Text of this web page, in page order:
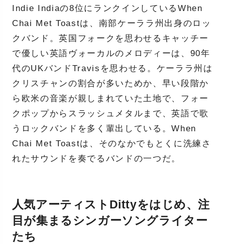
Indie Indiaの8位にランクインしているWhen
Chai Met Toastは、南部ケーララ州出身のロッ
クバンド。英国フォークを思わせるキャッチー
で優しい英語ヴォーカルのメロディーは、90年
代のUKバンドTravisを思わせる。ケーララ州は
クリスチャンの割合が多いためか、早い段階か
ら欧米の音楽が親しまれていた土地で、フォー
クポップからスラッシュメタルまで、英語で歌
うロックバンドを多く輩出している。When
Chai Met Toastは、そのなかでもとくに洗練さ
れたサウンドを奏でるバンドの一つだ。
人気アーティストDittyをはじめ、注
目が集まるシンガーソングライター
たち